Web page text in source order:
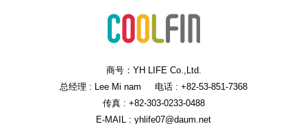
商号：YH LIFE Co.,Ltd.
总经理 : Lee Mi nam
电话 : +82-53-851-7368
传真 : +82-303-0233-0488
E-MAIL : yhlife07@daum.net